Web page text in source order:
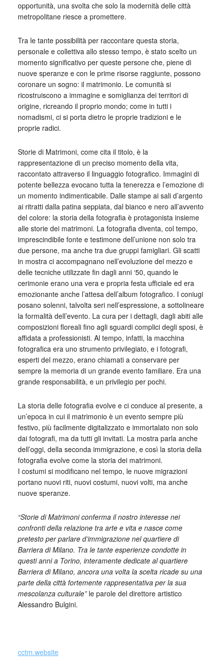
opportunità, una svolta che solo la modernità delle città
metropolitane riesce a promettere.
Tra le tante possibilità per raccontare questa storia,
personale e collettiva allo stesso tempo, è stato scelto un
momento significativo per queste persone che, piene di
nuove speranze e con le prime risorse raggiunte, possono
coronare un sogno: il matrimonio. Le comunità si
ricostruiscono a immagine e somiglianza dei territori di
origine, ricreando il proprio mondo; come in tutti i
nomadismi, ci si porta dietro le proprie tradizioni e le
proprie radici.
Storie di Matrimoni, come cita il titolo, è la
rappresentazione di un preciso momento della vita,
raccontato attraverso il linguaggio fotografico. Immagini di
potente bellezza evocano tutta la tenerezza e l’emozione di
un momento indimenticabile. Dalle stampe ai sali d’argento
ai ritratti dalla patina seppiata, dal bianco e nero all’avvento
del colore: la storia della fotografia è protagonista insieme
alle storie dei matrimoni. La fotografia diventa, col tempo,
imprescindibile fonte e testimone dell’unione non solo tra
due persone, ma anche tra due gruppi famigliari. Gli scatti
in mostra ci accompagnano nell’evoluzione del mezzo e
delle tecniche utilizzate fin dagli anni ‘50, quando le
cerimonie erano una vera e propria festa ufficiale ed era
emozionante anche l’attesa dell’album fotografico. I coniugi
posano solenni, talvolta seri nell’espressione, a sottolineare
la formalità dell’evento. La cura per i dettagli, dagli abiti alle
composizioni floreali fino agli sguardi complici degli sposi, è
affidata a professionisti. Al tempo, infatti, la macchina
fotografica era uno strumento privilegiato, e i fotografi,
esperti del mezzo, erano chiamati a conservare per
sempre la memoria di un grande evento familiare. Era una
grande responsabilità, e un privilegio per pochi.
La storia delle fotografia evolve e ci conduce al presente, a
un’epoca in cui il matrimonio è un evento sempre più
festivo, più facilmente digitalizzato e immortalato non solo
dai fotografi, ma da tutti gli invitati. La mostra parla anche
dell’oggi, della seconda immigrazione, e così la storia della
fotografia evolve come la storia dei matrimoni.
I costumi si modificano nel tempo, le nuove migrazioni
portano nuovi riti, nuovi costumi, nuovi volti, ma anche
nuove speranze.
“Storie di Matrimoni conferma il nostro interesse nei
confronti della relazione tra arte e vita e nasce come
pretesto per parlare d’immigrazione nel quartiere di
Barriera di Milano. Tra le tante esperienze condotte in
questi anni a Torino, interamente dedicate al quartiere
Barriera di Milano, ancora una volta la scelta ricade su una
parte della città fortemente rappresentativa per la sua
mescolanza culturale”le parole del direttore artistico
Alessandro Bulgini.
cctm.website